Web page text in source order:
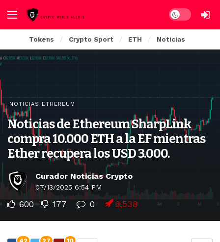
Dark mode
Tokens Crypto Sport ETH Noticias
NOTICIAS ETHEREUM
Noticias de Ethereum SharpLink
compra 10.000 ETH a la EF mientras
Ether recupera los USD 3.000.
Curador Noticias Crypto
07/13/2025 6:54 PM
600 177 0 3,538